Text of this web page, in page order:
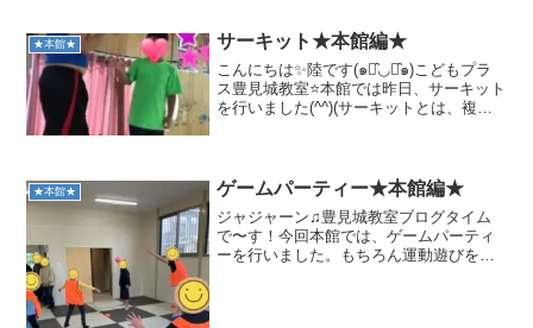
★本館★ サーキット★本館編★
こんにちは✨陸です(๑･̑◡･̑๑)こどもプラ
ス豊見城教室⭐️本館では昨日、サーキット
を行いました(^^)(サーキットとは、複合
★本館★ ゲームパーティー★本館編★
ジャジャーン♫豊見城教室ブログタイム
で〜す！今回本館では、ゲームパーティ
ーを行いました。もちろん運動遊びをし